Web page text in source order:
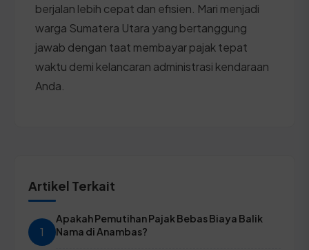
berjalan lebih cepat dan efisien. Mari menjadi
warga Sumatera Utara yang bertanggung
jawab dengan taat membayar pajak tepat
waktu demi kelancaran administrasi kendaraan
Anda.
Artikel Terkait
1
Apakah Pemutihan Pajak Bebas Biaya Balik
Nama di Anambas?